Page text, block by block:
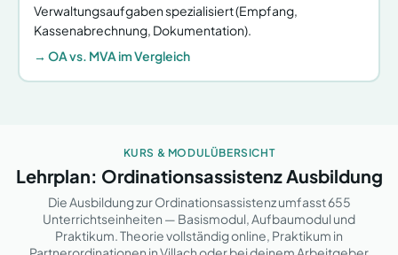
Verwaltungsaufgaben spezialisiert (Empfang,
Kassenabrechnung, Dokumentation).
→ OA vs. MVA im Vergleich
KURS & MODULÜBERSICHT
Lehrplan: Ordinationsassistenz Ausbildung
Die Ausbildung zur Ordinationsassistenz umfasst 655
Unterrichtseinheiten — Basismodul, Aufbaumodul und
Praktikum. Theorie vollständig online, Praktikum in